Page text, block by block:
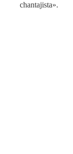
chantajista».